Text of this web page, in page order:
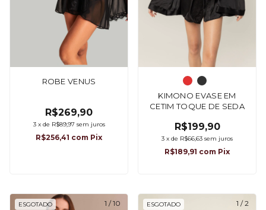
ROBE VENUS
R$269,90
3 x de R$89,97 sem juros
R$256,41 com Pix
KIMONO EVASE EM
CETIM TOQUE DE SEDA
R$199,90
3 x de R$66,63 sem juros
R$189,91 com Pix
1 /10
ESGOTADO 1 /2
ESGOTADO